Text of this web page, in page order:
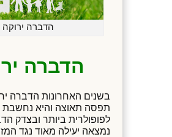
הדברה ירוקה
הדברה
בשנים האחרונות הדברה
תפסה תאוצה והיא נחשבת
לפופולרית ביותר ובצדק
נמצאה יעילה מאוד נגד